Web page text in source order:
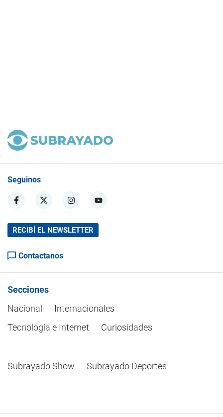
Seguinos
RECIBÍ EL NEWSLETTER
Contactanos
Secciones
Nacional
Internacionales
Tecnología e Internet
Curiosidades
Subrayado Show Subrayado Deportes